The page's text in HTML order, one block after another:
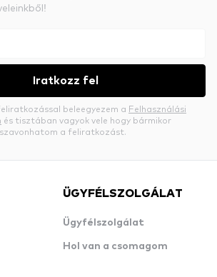
Iratkozz fel
beleegyezem a Felhasználási
és tisztában vagyok vele hogy bármikor
a feliratkozást.
ÜGYFÉLSZOLGÁLAT
Ügyfélszolgálat
Hol van a csomagom